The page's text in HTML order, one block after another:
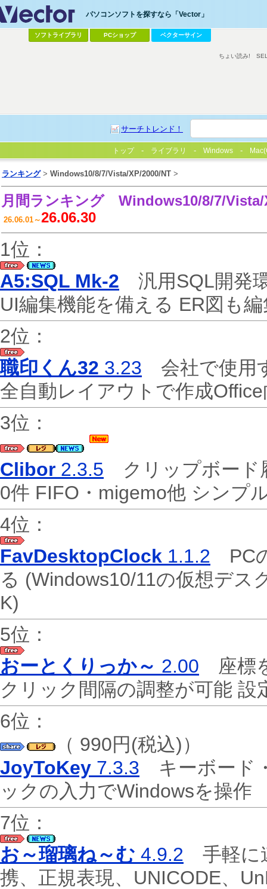
パソコンソフトを探すなら「Vector」
ソフトライブラリ PCショップ ベクターサイン
サーチトレンド！
ちょい読み!
トップ ライブラリ Windows
ランキング> Windows10/8/7/Vista/XP/2000/NT >
月間ランキング Windows10/8/7/Vista/
26.06.01～26.06.30
1位：
A5:SQL Mk-2 汎用SQL開発
UI編集機能を備える ER図も
2位：
職印くん32 3.23 会社で使用
全自動レイアウトで作成
3位：
Clibor 2.3.5 クリップボード
0件 FIFO・migemo他 シン
4位：
FavDesktopClock 1.1.2 PC
る (Windows10/11の仮想デ
K)
5位：
おーとくりっか～ 2.00 座標
クリック間隔の調整が可能
6位：
（ 990円(税込)）
JoyToKey 7.3.3 キーボード
ックの入力でWindowsを操
7位：
お～瑠璃ね～む 4.9.2 手軽に
携、正規表現、UNICODE、